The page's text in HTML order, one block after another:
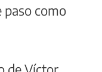
paso como